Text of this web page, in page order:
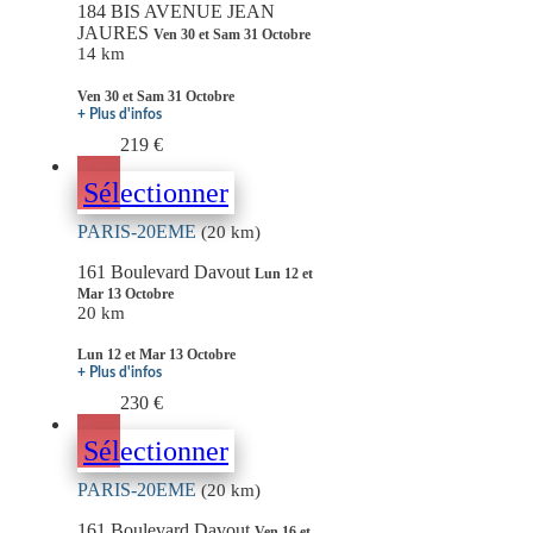
184 BIS AVENUE JEAN
JAURES Ven 30 et Sam 31 Octobre
14 km
Ven 30 et Sam 31 Octobre
+ Plus d'infos
219 €
Sélectionner
PARIS-20EME(20 km)
161 Boulevard Davout Lun 12 et
Mar 13 Octobre
20 km
Lun 12 et Mar 13 Octobre
+ Plus d'infos
230 €
Sélectionner
PARIS-20EME(20 km)